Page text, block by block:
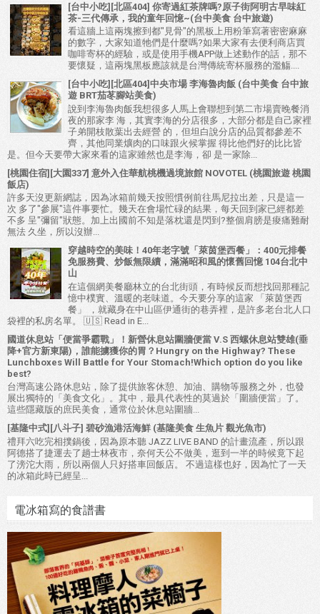
[台中小吃][北區404] 你寄過紅茶牌嗎?原子街阿明古早味紅
茶-三代傳承，我的童年回憶~(台中美食 台中旅遊)
看這牆上這兩塊擦到都"見骨"的黑板上用粉筆寫著密密麻麻
的數字，大家知道牠們是什麼嗎?如果大家有去便利商店買
咖啡寄杯的經驗，或是使用手機APP做上述動作的話，那不
要懷疑，這兩塊黑板應該就是台灣傳統寄杯服務的濫觴....
[台中小吃][北區404]中央市場 李海魯肉飯 (台中美食 台中旅
遊 BRT茄苳腳站美食)
說到李海魯肉飯我想很多人馬上會聯想到第二市場賣晚餐消
夜的那家李 海，其實李海的分店很多，大部分都是自己家裡
子弟開枝散葉出去經營 的，但坦白說分店的品質都參差不
齊，其他同業爌肉的口味跟火候掌握 得比他們好的比比皆
是。但今天要帶大家來看的這家雖然也是李海，卻 是一家除...
[桃園住宿][大園337] 意外入住華航桃機過境旅館 NOVOTEL (桃園旅遊 桃園
飯店)
許多天沒更新網誌，因為冰箱前幾天按照慣例前往馬尼拉出差，只是這一
次 多了"參展"這件事要忙。幾天在會場忙碌的結果，每天回到家已經都差
不多 呈"彌留"狀態。加上出國前不知是落枕還是閃到?整個肩膀是痠痛難耐
無法 久坐，所以沒辦...
穿越時空的美味！40年老字號「萊茵堡西餐」：400元排餐
免服務費、炒飯無限續，滿滿昭和風的懷舊回憶 104台北中
山
在這個網美餐廳林立的台北街頭，有時候反而想找回那種記
憶中樸實、溫暖的老味道。今天要分享的這家 「萊茵堡西
餐」 ，就藏身在中山區伊通街的巷弄裡，是許多老台北人口
袋裡的私房名單。 🇺🇸 Read in E...
國道休息站「便當爭霸戰」！新營休息站圍牆便當 V.S 西螺休息站雙雄(垂
降+官方新東陽)，誰能擄獲你的胃？Hungry on the Highway? These
Lunchboxes Will Battle for Your Stomach!Which option do you like
best?
台灣高速公路休息站，除了提供旅客休憩、加油、購物等服務之外，也發
展出獨特的「美食文化」。其中，最具代表性的莫過於「圍牆便當」了。
這些隱藏版的庶民美食，通常位於休息站圍牆...
[基隆中式][八斗子] 碧砂漁港活海鮮 (基隆美食 生魚片 觀光魚市)
禮拜六吃完相撲鍋後，因為原本聽 JAZZ LIVE BAND 的計畫流產，所以跟
阿德搭了捷運去了趟士林夜市，奈何天公不做美，逛到一半的時候竟下起
了滂沱大雨，所以兩個人只好搭車回飯店。 不過這樣也好，因為忙了一天
的冰箱此時已經呈...
電冰箱寫的食譜書